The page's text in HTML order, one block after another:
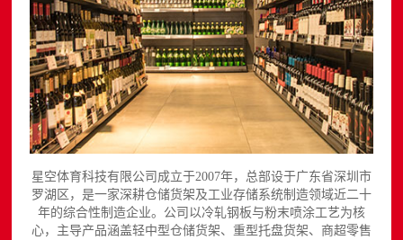
星空体育科技有限公司成立于2007年，总部设于广东省深圳市
罗湖区，是一家深耕仓储货架及工业存储系统制造领域近二十
年的综合性制造企业。公司以冷轧钢板与粉末喷涂工艺为核
心，主导产品涵盖轻中型仓储货架、重型托盘货架、商超零售